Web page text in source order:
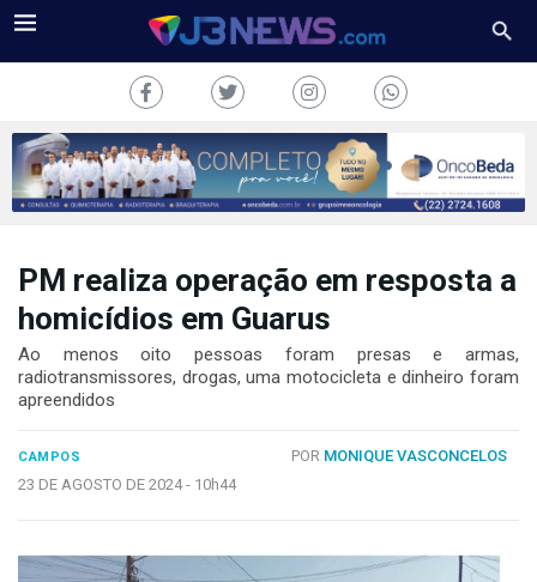
J3NEWS
TV
COLUNAS
FALE
CONOSCO
Copyright
2024
Desenvolvido
PM realiza operação em resposta a
homicídios em Guarus
Ao menos oito pessoas foram presas e armas,
radiotransmissores, drogas, uma motocicleta e dinheiro foram
apreendidos
CAMPOS POR MONIQUE VASCONCELOS
23 DE AGOSTO DE 2024 - 10h44